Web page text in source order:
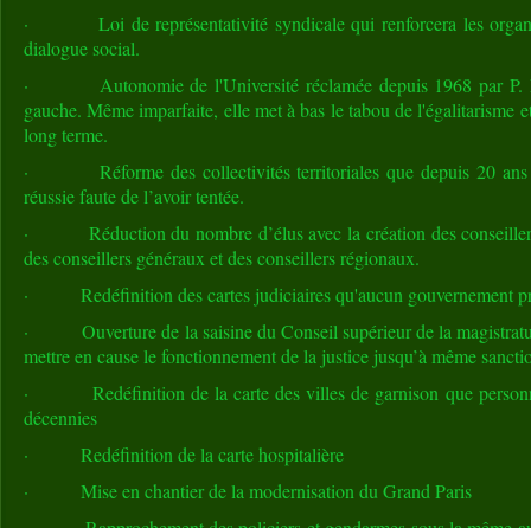
· Loi de représentativité syndicale qui renforcera les
dialogue social.
· Autonomie de l'Université réclamée depuis 1968 par P.
gauche. Même imparfaite, elle met à bas le tabou de l'égalitarisme
long terme.
· Réforme des collectivités territoriales que depuis 20 ans
réussie faute de l’avoir tentée.
· Réduction du nombre d’élus avec la création des
des conseillers généraux et des conseillers régionaux.
· Redéfinition des cartes judiciaires qu'aucun gouvernement
· Ouverture de la saisine du Conseil supérieur de la
mettre en cause le fonctionnement de la justice jusqu’à même
· Redéfinition de la carte des villes de garnison que
décennies
· Redéfinition de la carte hospitalière
· Mise en chantier de la modernisation du Grand Paris